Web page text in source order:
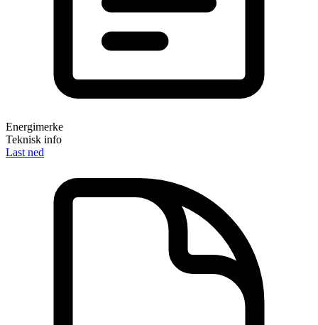
Energimerke
Teknisk info
Last ned